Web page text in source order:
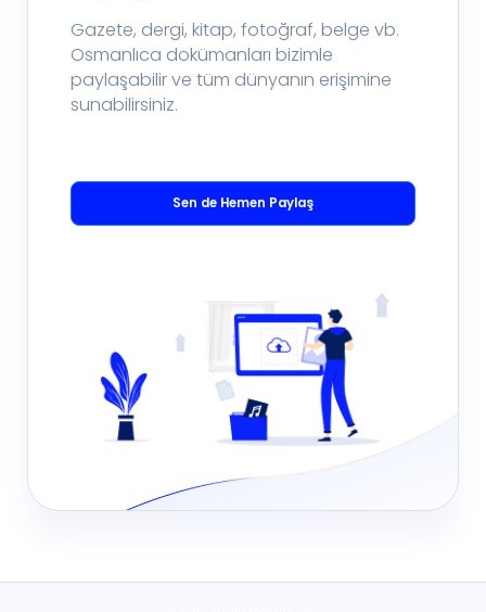
Gazete, dergi, kitap, fotoğraf, belge vb.
Osmanlıca dokümanları bizimle
paylaşabilir ve tüm dünyanın erişimine
sunabilirsiniz.
Sen de Hemen Paylaş